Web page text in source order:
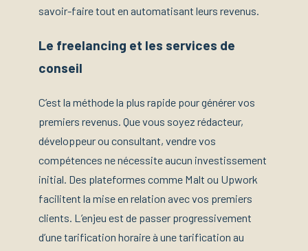
savoir-faire tout en automatisant leurs revenus.
Le freelancing et les services de
conseil
C’est la méthode la plus rapide pour générer vos
premiers revenus. Que vous soyez rédacteur,
développeur ou consultant, vendre vos
compétences ne nécessite aucun investissement
initial. Des plateformes comme Malt ou Upwork
facilitent la mise en relation avec vos premiers
clients. L’enjeu est de passer progressivement
d’une tarification horaire à une tarification au